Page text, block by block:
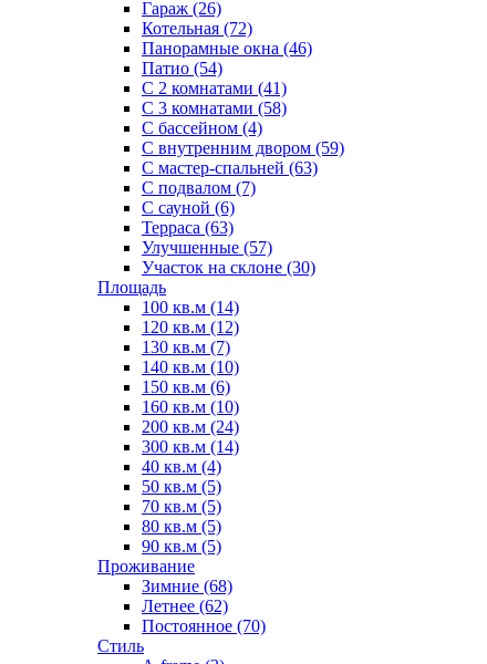
Гараж (26)
Котельная (72)
Панорамные окна (46)
Патио (54)
С 2 комнатами (41)
С 3 комнатами (58)
С бассейном (4)
С внутренним двором (59)
С мастер-спальней (63)
С подвалом (7)
С сауной (6)
Терраса (63)
Улучшенные (57)
Участок на склоне (30)
Площадь
100 кв.м (14)
120 кв.м (12)
130 кв.м (7)
140 кв.м (10)
150 кв.м (6)
160 кв.м (10)
200 кв.м (24)
300 кв.м (14)
40 кв.м (4)
50 кв.м (5)
70 кв.м (5)
80 кв.м (5)
90 кв.м (5)
Проживание
Зимние (68)
Летнее (62)
Постоянное (70)
Стиль